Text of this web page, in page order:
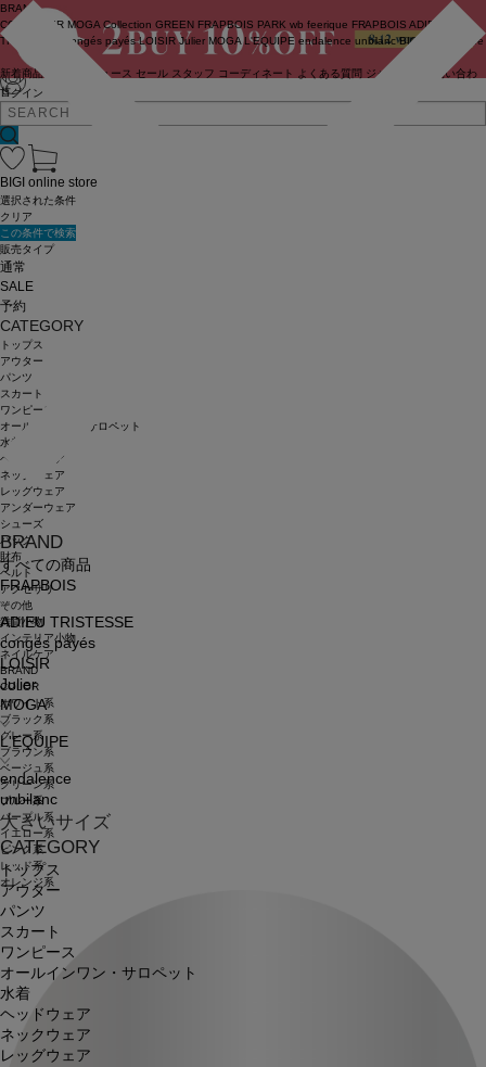
ログイン
BRAND
COUTURIER MOGA Collection GREEN FRAPBOIS PARK wb feerique FRAPBOIS ADIEU
TRISTESSE
congés payés LOISIR Julier MOGA L'EQUIPE endalence unbilanc BIGI online store
新着商品 ニュース セール スタッフ コーディネート よくある質問 ジャーナル
お問い合わ
せ
BRAND
すべての商品
FRAPBOIS
ADIEU TRISTESSE
congés payés
LOISIR
Julier
MOGA
L'EQUIPE
endalence
unbilanc
大きいサイズ
CATEGORY
トップス
アウター
パンツ
スカート
ワンピース
オールインワン・サロペット
水着
ヘッドウェア
ネックウェア
レッグウェア
BIGI online store
選択された条件
クリア
この条件で検索
販売タイプ
通常
SALE
予約
CATEGORY
トップス
アウター
パンツ
スカート
ワンピース
オールインワン・サロペット
水着
ヘッドウェア
ネックウェア
レッグウェア
アンダーウェア
シューズ
バッグ
財布
ベルト
アクセサリ
その他
雑貨小物
インテリア小物
ネイルケア
BRAND
COLOR
ホワイト系
ブラック系
グレー系
ブラウン系
ベージュ系
グリーン系
ブルー系
パープル系
イエロー系
ピンク系
レッド系
オレンジ系